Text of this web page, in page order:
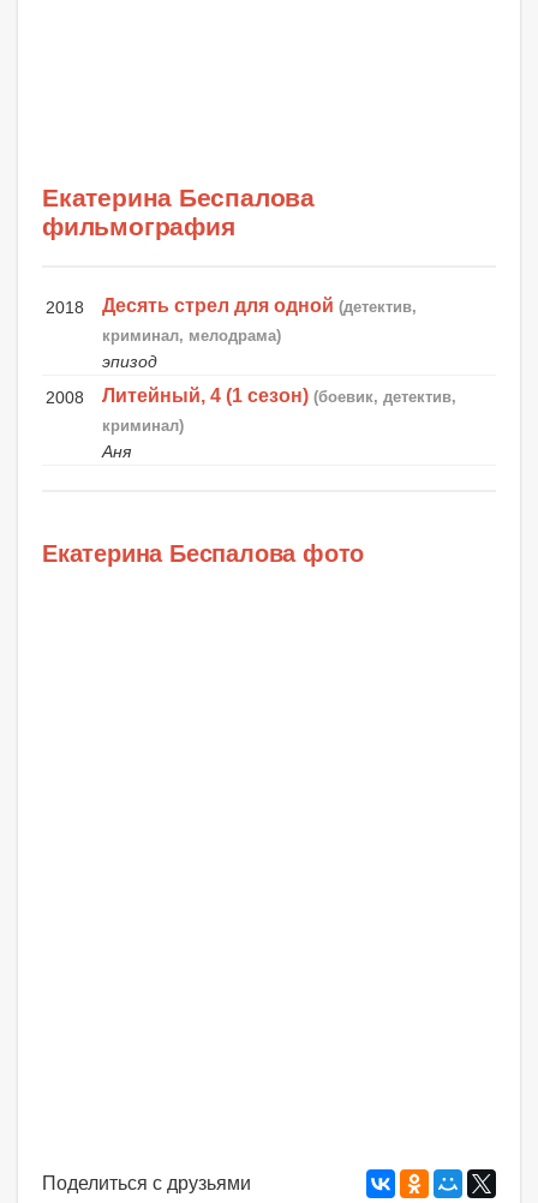
Екатерина Беспалова
фильмография
2018 Десять стрел для одной (детектив,
криминал, мелодрама)
эпизод
2008
Литейный, 4 (1 сезон) (боевик, детектив,
криминал)
Аня
Екатерина Беспалова фото
Поделиться с друзьями